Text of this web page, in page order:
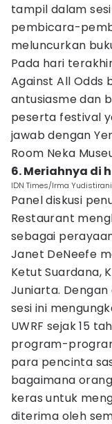
tampil dalam
pembicara-
meluncurkan
Pada hari
Against All Odds
antusiasme dan
peserta festival
jawab dengan
Room Neka
6. Meriahnya di
IDN Times/Irma Yudistirani
Panel diskusi
Restaurant
sebagai
Janet DeNeefe
Ketut Suardana,
Juniarta.
sesi ini
UWRF sejak 15
program-
para pencinta
bagaimana
keras untuk
diterima oleh